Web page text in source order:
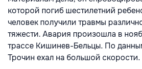
которой погиб шестилетний
человек получили травмы
тяжести. Авария произошла в
трассе Кишинев-Бельцы. По
Трочин ехал на большой скорости.